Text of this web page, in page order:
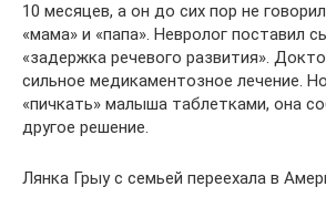
10 месяцев, а он до сих пор не
«мама» и «папа». Невролог поставил
«задержка речевого развития».
сильное медикаментозное лечение.
«пичкать» малыша таблетками, она
другое решение.
Лянка Грыу с семьей переехала в